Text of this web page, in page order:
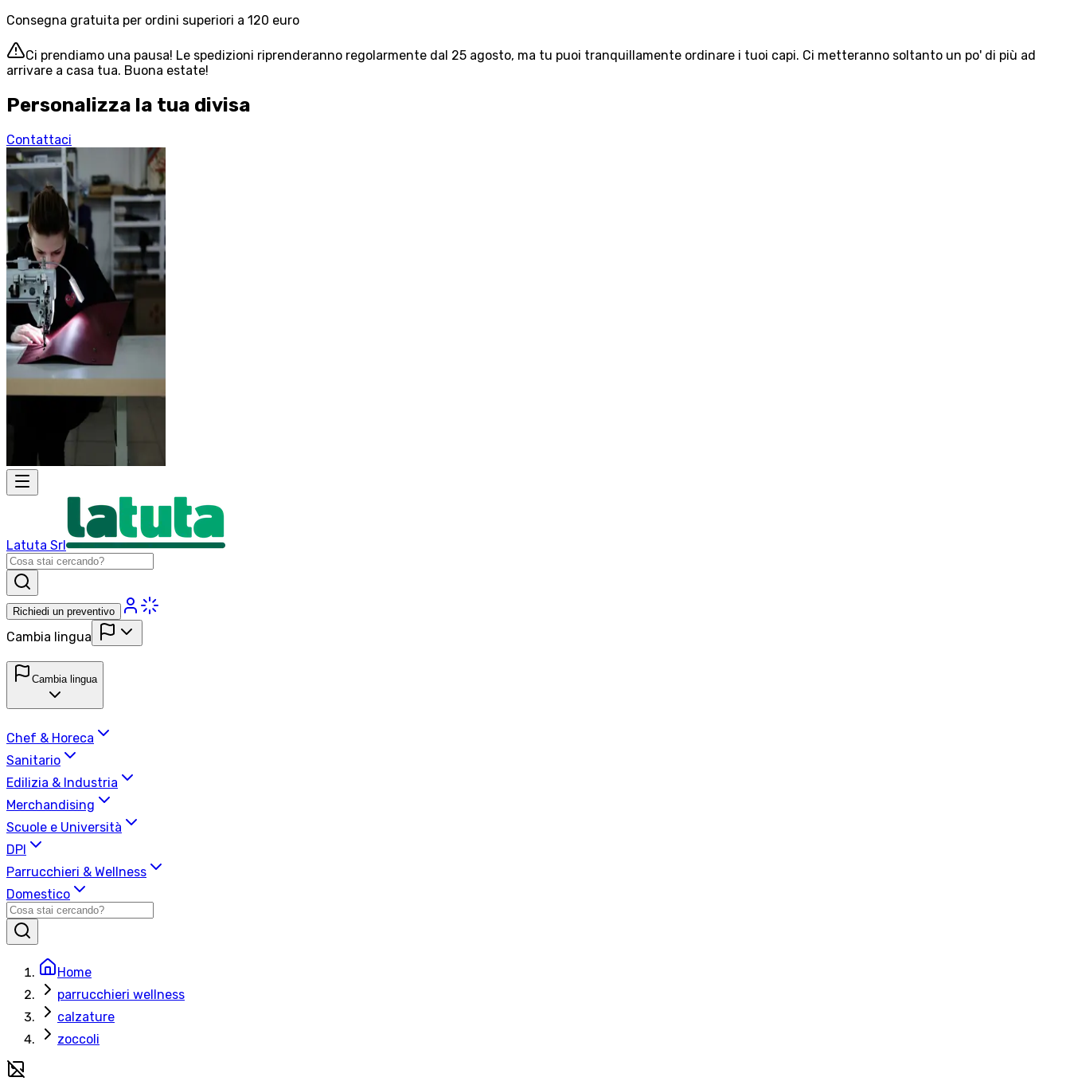
Consegna gratuita per ordini superiori a 120 euro
Ci prendiamo una pausa! Le spedizioni riprenderanno regolarmente dal 25 agosto, ma tu puoi tranquillamente ordinare i tuoi capi. Ci metteranno soltanto un po' di più ad
arrivare a casa tua. Buona estate!
Personalizza la tua divisa
Contattaci
Latuta Srl
Richiedi un preventivo
Cambia lingua
Cambia lingua
Chef & Horeca
Sanitario
Edilizia & Industria
Merchandising
Scuole e Università
DPI
Parrucchieri & Wellness
Domestico
Home
parrucchieri wellness
calzature
zoccoli